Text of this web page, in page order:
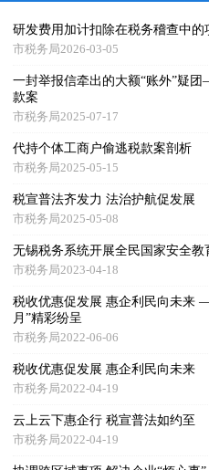
研发费用加计扣除在税务稽查中的
市税务局2026-03-05
一封举报信牵出的大额“账外”疑
款案
市税务局2025-07-17
代持个体工商户偷逃税款案剖析
市税务局2025-05-15
税宣普法齐发力 法治护航促发展
市税务局2025-05-08
无锡税务系统开展全民国家安全教
市税务局2023-04-18
税收优惠促发展 惠企利民向未来
月”精彩纷呈
市税务局2022-06-06
税收优惠促发展 惠企利民向未来
市税务局2022-04-19
云上云下惠企行 税宣普法如约至
市税务局2022-04-19